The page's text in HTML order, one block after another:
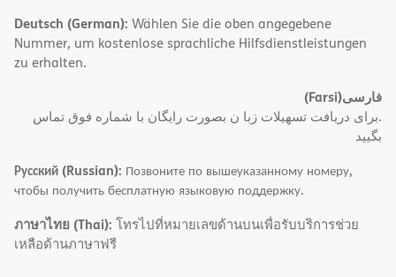
Deutsch (German): Wählen Sie die oben angegebene
Nummer, um kostenlose sprachliche Hilfsdienstleistungen
zu erhalten.
فارسی(Farsi)
.برای دریافت تسهیلات زبا ن بصورت رایگان با شماره فوق تماس
بگیید
Русский (Russian): Позвоните по вышеуказанному номеру,
чтобы получить бесплатную языковую поддержку.
ภาษาไทย (Thai): โทรไปที่หมายเลขด้านบนเพื่อรับบริการช่วย
เหลือด้านภาษาฟรี